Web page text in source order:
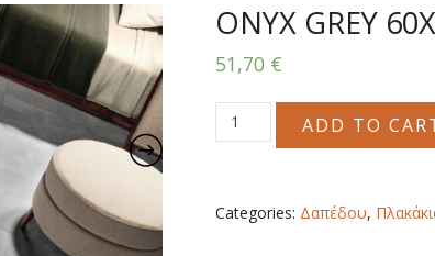
ONYX GREY
51,70 €
ONYX
GREY
ADD TO
Categories: Δαπέδου,